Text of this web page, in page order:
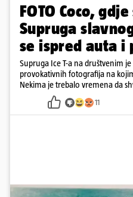
FOTO Coco,
Supruga
se ispred auta i
Supruga Ice T-a na društvenim
provokativnih fotografija na
Nekima je trebalo vremena da
11